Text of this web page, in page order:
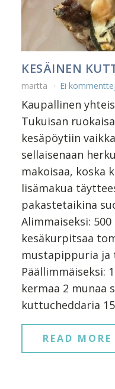
KESÄINEN
martta Ei
Kaupallinen
Tukuisan
kesäpöytiin
sellaisenaan
makoisaa, koska
lisämakua
pakastetaikina
Alimmaiseksi:
kesäkurpitsaa
mustapippuria ja
Päällimmäiseksi:
kermaa 2 munaa
kuttucheddaria
READ MORE